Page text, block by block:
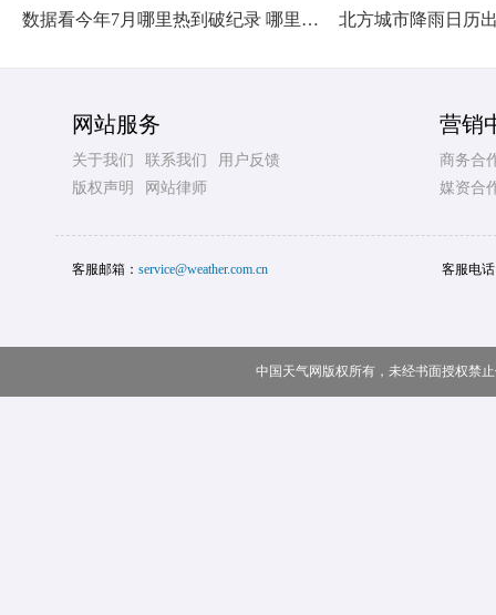
数据看今年7月哪里热到破纪录 哪里暑热连轴转
网站服务
关于我们 联系我们
用户反馈
版权声明
网站律师
营销
商务合
媒资合
客服邮箱： service@weather.com.cn 客服电
中国天气网版权所有，未经书面授权